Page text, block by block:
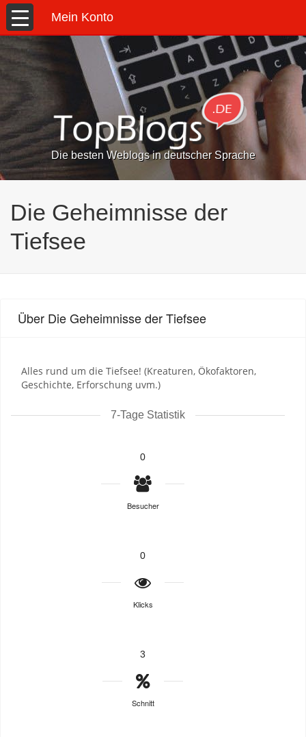
Mein Konto
Die besten Weblogs in deutscher Sprache
Die Geheimnisse der
Tiefsee
Über Die Geheimnisse der Tiefsee
Alles rund um die Tiefsee! (Kreaturen, Ökofaktoren,
Geschichte, Erforschung uvm.)
7-Tage Statistik
0
Besucher
0
Klicks
3
Schnitt